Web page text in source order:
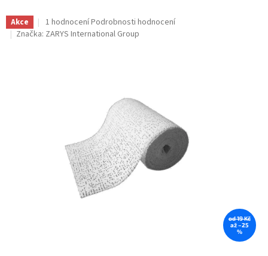
Akce
Průměrné
hodnocení
1 hodnoceníPodrobnosti hodnocení
Značka: ZARYS International Group
od 19 Kč
až –25
%